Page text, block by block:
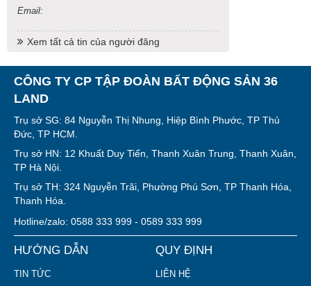
Email:
Xem tất cả tin của người đăng
CÔNG TY CP TẬP ĐOÀN BẤT ĐỘNG SẢN 36
LAND
Trụ sở SG: 84 Nguyễn Thị Nhung, Hiệp Bình Phước, TP Thủ
Đức, TP HCM.
Trụ sở HN: 12 Khuất Duy Tiến, Thanh Xuân Trung, Thanh Xuân,
TP Hà Nội.
Trụ sở TH: 324 Nguyễn Trãi, Phường Phú Sơn, TP Thanh Hóa,
Thanh Hóa.
Hotline/zalo: 0588 333 999 - 0589 333 999
HƯỚNG DẪN
TIN TỨC
QUY ĐỊNH
LIÊN HỆ